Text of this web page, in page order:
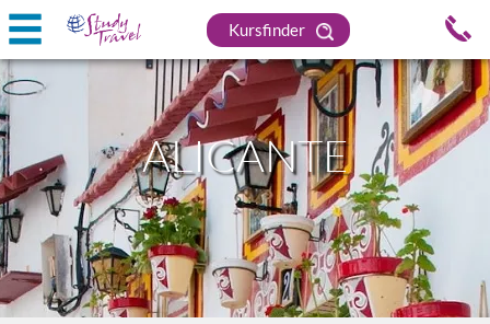
Kursfinder
ALICANTE